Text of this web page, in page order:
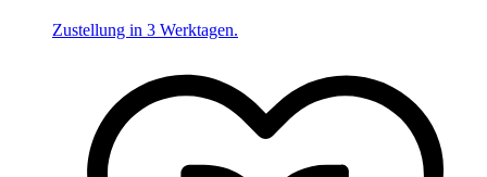
Zustellung in 3 Werktagen.